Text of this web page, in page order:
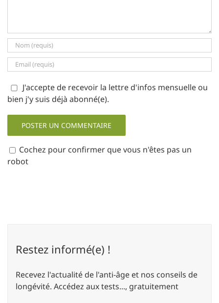
J'accepte de recevoir la lettre d'infos mensuelle ou
bien j'y suis déjà abonné(e).
Cochez pour confirmer que vous n'êtes pas un
robot
Restez informé(e) !
Recevez l'actualité de l'anti-âge et nos conseils de
longévité. Accédez aux tests..., gratuitement